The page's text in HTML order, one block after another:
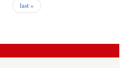
last »